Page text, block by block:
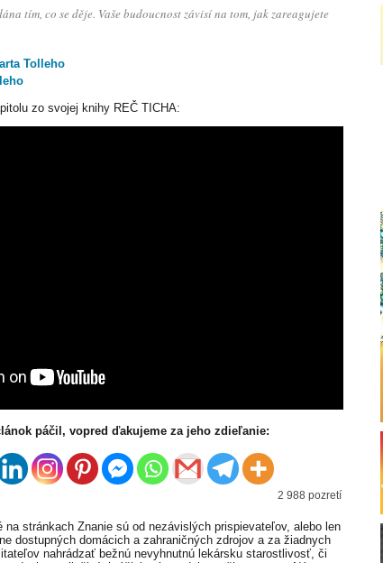
tím, co se děje. Vaše budoucnost závisí na tom, jak zareagujete
Tolleho
zo svojej knihy REČ TICHA:
páčil, vopred ďakujeme za jeho zdieľanie:
2 988 pozretí
na stránkach Znanie sú od nezávislých prispievateľov, alebo len
dostupných domácich a zahraničných zdrojov a za žiadnych
nahrádzať bežnú nevyhnutnú lekársku starostlivosť, či